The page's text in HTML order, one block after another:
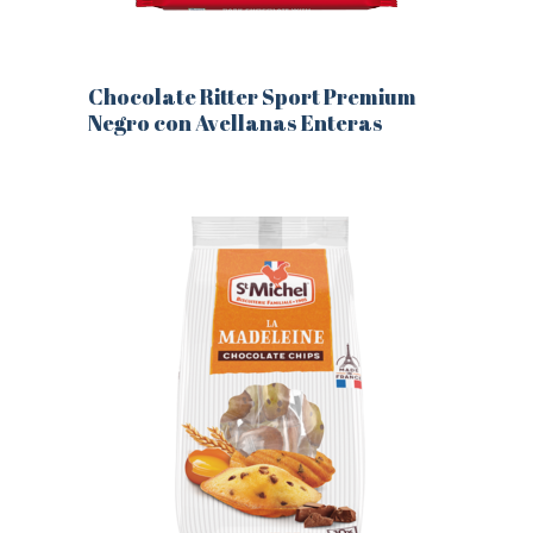
Chocolate Ritter Sport Premium
Negro con Avellanas Enteras
múltiples
variantes.
Las
opciones
se
pueden
elegir
en
la
página
de
producto